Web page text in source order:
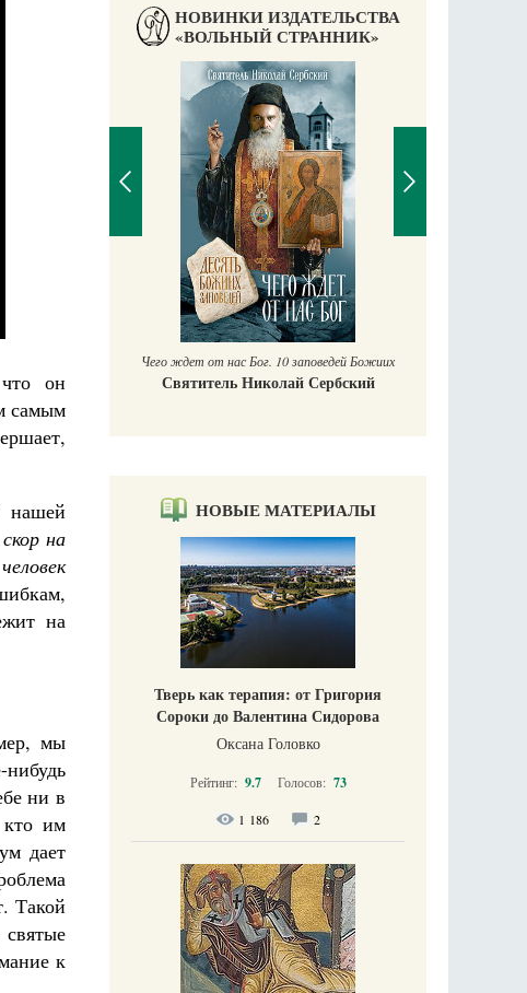
он
самым
нашей
скор на
на
мы
ни в
им
дает
Такой
к
НОВИНКИ ИЗДАТЕЛЬСТВА
«ВОЛЬНЫЙ СТРАННИК»
Научись у
Чего ждет от нас Бог. 10 заповедей Божиих
Святитель Николай Сербский
НОВЫЕ МАТЕРИАЛЫ
Тверь как терапия: от Григория
Сороки до Валентина Сидорова
Оксана Головко
Рейтинг: 9.7 Голосов: 73
1 186 2